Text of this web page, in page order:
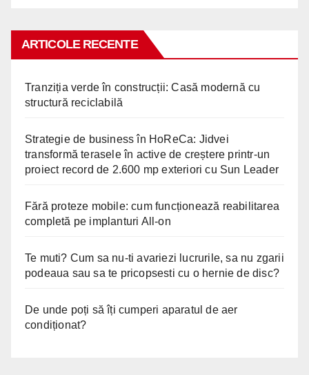
ARTICOLE RECENTE
Tranziția verde în construcții: Casă modernă cu
structură reciclabilă
Strategie de business în HoReCa: Jidvei
transformă terasele în active de creștere printr-un
proiect record de 2.600 mp exteriori cu Sun Leader
Fără proteze mobile: cum funcționează reabilitarea
completă pe implanturi All-on
Te muti? Cum sa nu-ti avariezi lucrurile, sa nu zgarii
podeaua sau sa te pricopsesti cu o hernie de disc?
De unde poți să îți cumperi aparatul de aer
condiționat?